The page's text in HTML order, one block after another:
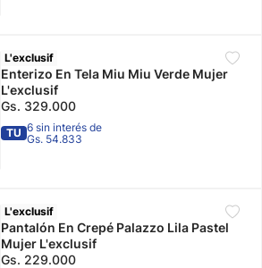
L'exclusif
Enterizo En Tela Miu Miu Verde Mujer
L'exclusif
Gs. 329.000
TU 6 sin interés de
Gs. 54.833
L'exclusif
Pantalón En Crepé Palazzo Lila Pastel
Mujer L'exclusif
Gs. 229.000